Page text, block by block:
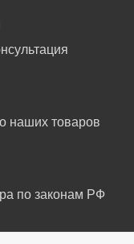
наших товаров
по законам РФ